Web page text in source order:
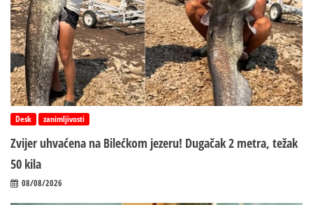
Desk zanimljivosti
Zvijer uhvaćena na Bilećkom jezeru! Dugačak 2 metra, težak
50 kila
08/08/2026